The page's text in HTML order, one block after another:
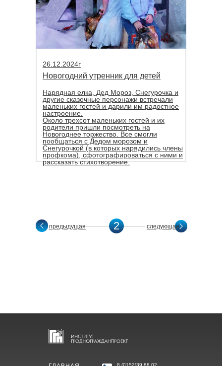
Нарядная елка, Дед Мороз, Снегурочка и
другие сказочные персонажи встречали
маленьких гостей и дарили им радостное
настроение.
Около трехсот маленьких гостей и их
родители пришли посмотреть на
Новогоднее торжество. Все смогли
пообщаться с Дедом морозом и
Снегурочкой (в которых нарядились члены
профкома), сфотографироваться с ними и
рассказать стихотворение.
Новогодний утренник для детей
26.12.2024г
следующая
предыдущая 2
8 (0152)39 88 02